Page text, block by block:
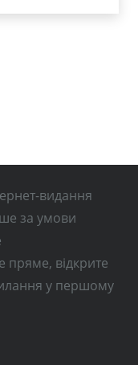
видання
за умови
пряме, відкрите
у першому